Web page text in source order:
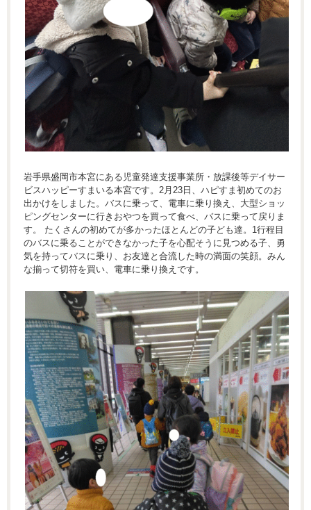
岩手県盛岡市本宮にある児童発達支援事業所・放課後等デイサー
ビスハッピーすまいる本宮です。2月23日、ハピすま初めてのお
出かけをしました。バスに乗って、電車に乗り換え、大型ショッ
ピングセンターに行きおやつを買って食べ、バスに乗って戻りま
す。 たくさんの初めてが多かったほとんどの子ども達。1行程目
のバスに乗ることができなかった子を心配そうに見つめる子、勇
気を持ってバスに乗り、お友達と合流した時の満面の笑顔。みん
な揃って切符を買い、電車に乗り換えです。